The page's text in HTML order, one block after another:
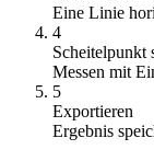
Eine Linie
4
Scheitelpunkt
Messen mit
5
Exportieren
Ergebnis